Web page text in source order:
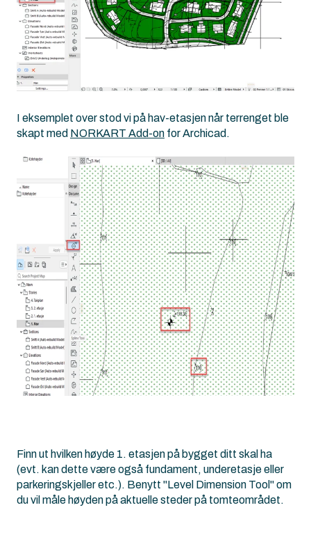
I eksemplet over stod vi på hav-etasjen når terrenget ble
skapt med NORKART Add-on for Archicad.
Finn ut hvilken høyde 1. etasjen på bygget ditt skal ha
(evt. kan dette være også fundament, underetasje eller
parkeringskjeller etc.). Benytt "Level Dimension Tool" om
du vil måle høyden på aktuelle steder på tomteområdet.